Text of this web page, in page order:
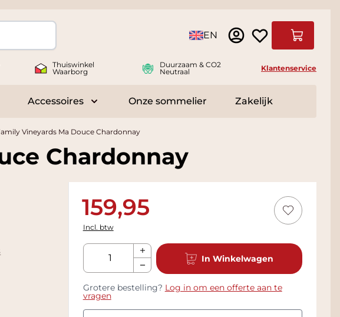
Taal EN
Thuiswinkel
Waarborg
Duurzaam & CO2
Neutraal
Klantenservice
submenu for Delicatessen
Accessoires
Toggle submenu for Accessoires
Onze sommelier Zakelijk
Vineyards Ma Douce Chardonnay
Chardonnay
159,95
Incl. btw
Aantal
In Winkelwagen
Grotere bestelling? Log in om een offerte aan te
vragen